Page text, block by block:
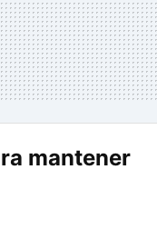
mantener